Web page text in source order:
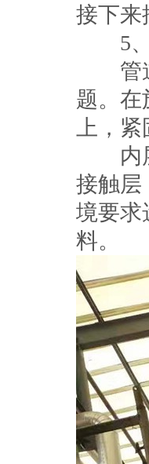
接下来
5、
管道
题。在
上，
内层
接触层
境要求
料。